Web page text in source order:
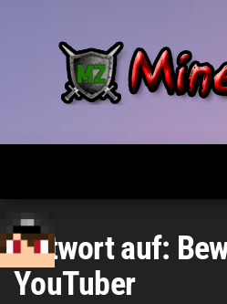
Antwort auf:
YouTuber